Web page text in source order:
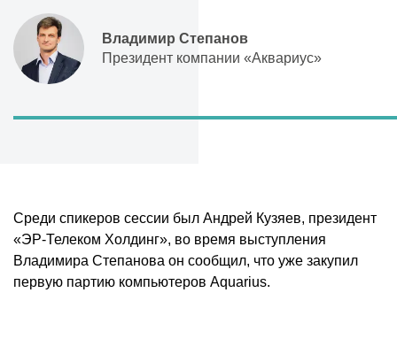
Владимир Степанов
Президент компании «Аквариус»
Среди спикеров сессии был Андрей Кузяев, президент
«ЭР-Телеком Холдинг», во время выступления
Владимира Степанова он сообщил, что уже закупил
первую партию компьютеров Aquarius.